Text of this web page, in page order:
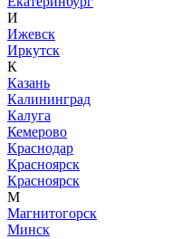
И
Ижевск
Иркутск
К
Казань
Калининград
Калуга
Кемерово
Краснодар
Красноярск
Красноярск
М
Магнитогорск
Минск